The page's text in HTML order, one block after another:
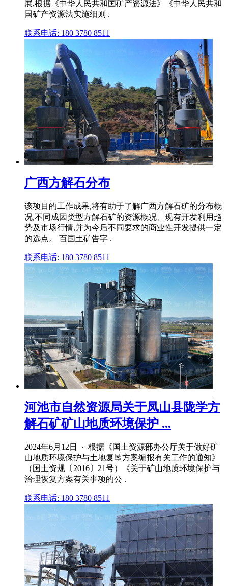
展,根据《中华人民共和国矿产资源法》《中华人民共和
国矿产资源法实施细则 .
联系电话: 180 3780 8511
广西方解石分布
该项目的工作成果,将有助于了解广西方解石矿的分布概
况,不同成因类型方解石矿的资源概况、现有开发利用趋
势及市场行情,并为今后不同要求的商业性开发提供一定
的选点。 百国土矿告字 .
联系电话: 180 3780 8511
河池市自然资源局关于凤山县陇学方
解石矿矿山地质环境保护 ...
2024年6月12日 · 根据《国土资源部办公厅关于做好矿
山地质环境保护与土地复垦方案编报有关工作的通知》
（国土资规〔2016〕21号）《关于矿山地质环境保护与
治理恢复方案有关事项的公 .
联系电话: 180 3780 8511